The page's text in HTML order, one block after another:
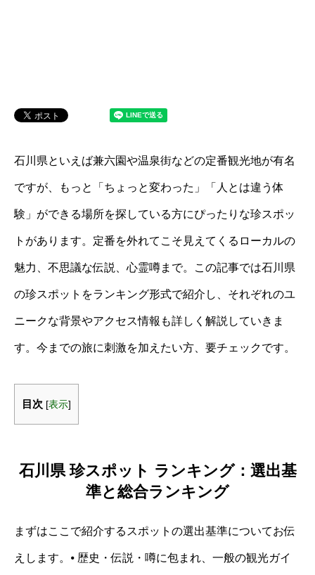
石川県といえば兼六園や温泉街などの定番観光地が有名
ですが、もっと「ちょっと変わった」「人とは違う体
験」ができる場所を探している方にぴったりな珍スポッ
トがあります。定番を外れてこそ見えてくるローカルの
魅力、不思議な伝説、心霊噂まで。この記事では石川県
の珍スポットをランキング形式で紹介し、それぞれのユ
ニークな背景やアクセス情報も詳しく解説していきま
す。今までの旅に刺激を加えたい方、要チェックです。
目次 [表示]
石川県 珍スポット ランキング：選出基
準と総合ランキング
まずはここで紹介するスポットの選出基準についてお伝
えします。⦁ 歴史・伝説・噂に包まれ、一般の観光ガイ